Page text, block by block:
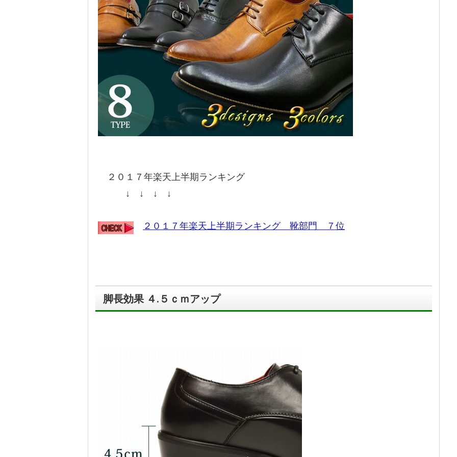
２０１７年楽天上半期ランキング
↓ ↓ ↓ ↓
２０１７年楽天上半期ランキング 靴部門 ７位
脚長効果 ４.５ｃｍアップ